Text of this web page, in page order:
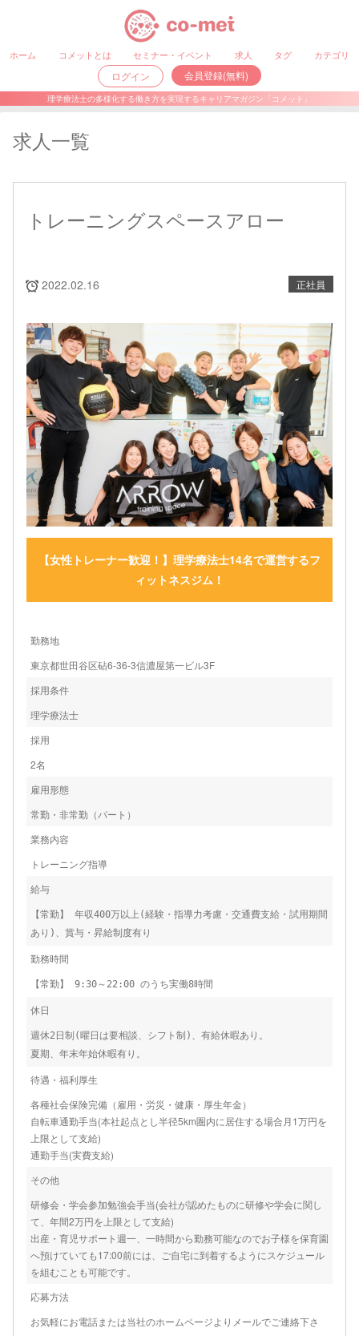
ホーム コメットとは セミナー・イベント 求人 タグ カテゴリ
ログイン 会員登録(無料)
理学療法士の多様化する働き方を実現するキャリアマガジン「コメット」
求人一覧
トレーニングスペースアロー
2022.02.16 正社員
【女性トレーナー歓迎！】理学療法士14名で運営するフ
ィットネスジム！
勤務地
東京都世田谷区砧6-36-3信濃屋第一ビル3F
採用条件
理学療法士
採用
2名
雇用形態
常勤・非常勤（パート）
業務内容
トレーニング指導
給与
【常勤】 年収400万以上(経験・指導力考慮・交通費支給・試用期間
あり)、賞与・昇給制度有り
勤務時間
【常勤】 9:30～22:00 のうち実働8時間
休日
週休2日制(曜日は要相談、シフト制)、有給休暇あり。
夏期、年末年始休暇有り。
待遇・福利厚生
各種社会保険完備（雇用・労災・健康・厚生年金）
自転車通勤手当(本社起点とし半径5km圏内に居住する場合月1万円を
上限として支給)
通勤手当(実費支給)
その他
研修会・学会参加勉強会手当(会社が認めたものに研修や学会に関し
て、年間2万円を上限として支給)
出産・育児サポート週一、一時間から勤務可能なのでお子様を保育園
へ預けていても17:00前には、ご自宅に到着するようにスケジュール
を組むことも可能です。
応募方法
お気軽にお電話または当社のホームページよりメールでご連絡下さ